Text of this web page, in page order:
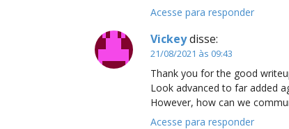
Acesse para responder
Vickeydisse:
21/08/2021 às 09:43
Thank you for the good
Look advanced to far added
However, how can we
Acesse para responder